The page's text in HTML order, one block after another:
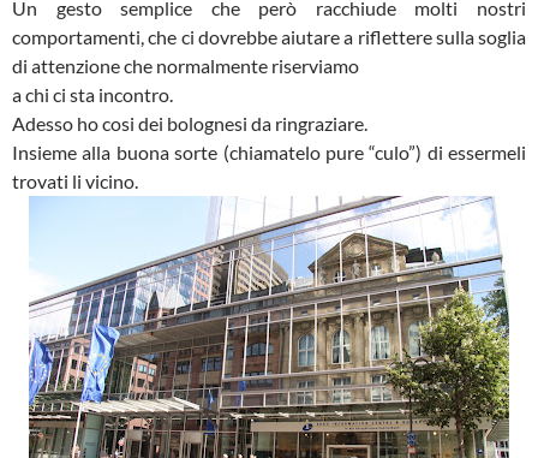
Un gesto semplice che però racchiude molti nostri
comportamenti, che ci dovrebbe aiutare a riflettere sulla soglia
di attenzione che normalmente riserviamo
a chi ci sta incontro.
Adesso ho cosi dei bolognesi da ringraziare.
Insieme alla buona sorte (chiamatelo pure “culo”) di essermeli
trovati li vicino.